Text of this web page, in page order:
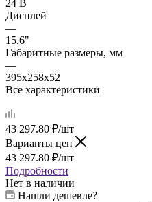
24 В
Дисплей
—
15.6"
Габаритные размеры, мм
—
395х258х52
Все характеристики
43 297.80 ₽/шт
Варианты цен
43 297.80 ₽/шт
Подробности
Нет в наличии
Нашли дешевле?